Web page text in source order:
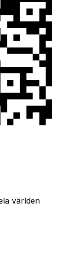
världen